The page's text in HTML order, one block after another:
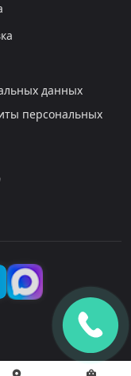
данных
персональных